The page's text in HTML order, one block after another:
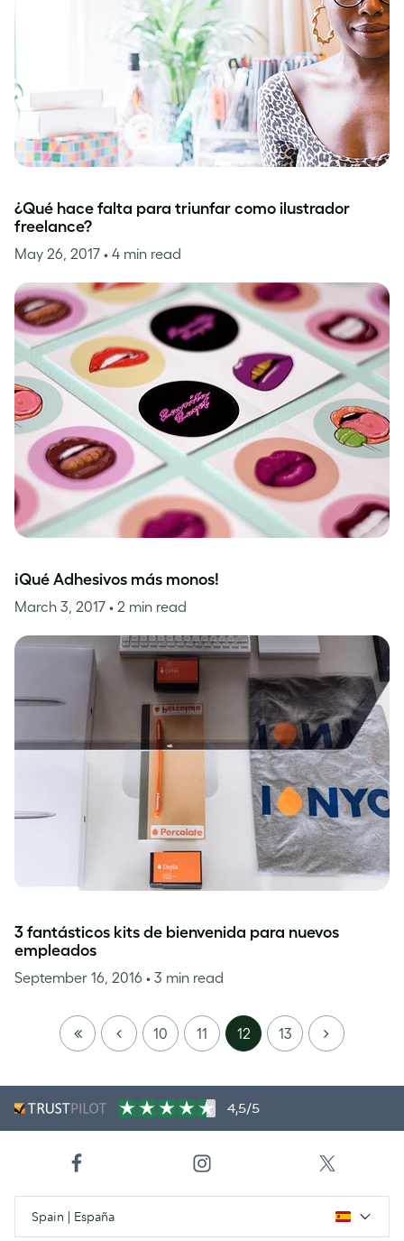
¿Qué hace falta para triunfar como ilustrador
freelance?
May 26, 2017 • 4 min read
¡Qué Adhesivos más monos!
March 3, 2017 • 2 min read
3 fantásticos kits de bienvenida para nuevos
empleados
September 16, 2016 • 3 min read
FIRST
PAGE
PREVIOUS
10 11 12 13 NEXT
4,5/5
Spain | España